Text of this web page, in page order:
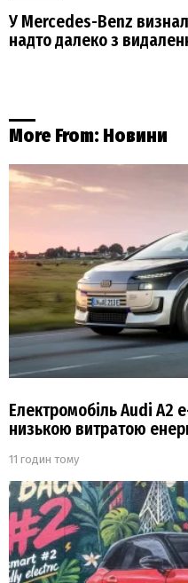
У Mercedes-Benz
надто далеко з
More From: Новини
Електромобіль Audi A2
низькою витратою
11 годин тому